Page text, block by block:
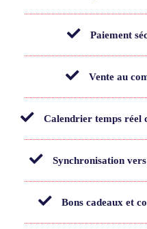
Paiement
Vente au
Calendrier temps réel
Synchronisation
Bons cadeaux et